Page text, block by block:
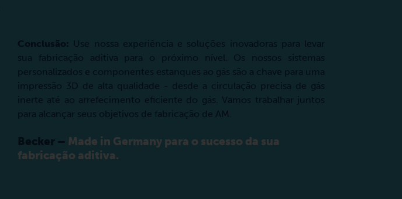
Conclusão: Use nossa experiência e soluções inovadoras para levar
sua fabricação aditiva para o próximo nível. Os nossos sistemas
personalizados e componentes estanques ao gás são a chave para uma
impressão 3D de alta qualidade - desde a circulação precisa de gás
inerte até ao arrefecimento eficiente do gás. Vamos trabalhar juntos
para alcançar seus objetivos de fabricação de AM.
Becker – Made in Germany para o sucesso da sua
fabricação aditiva.